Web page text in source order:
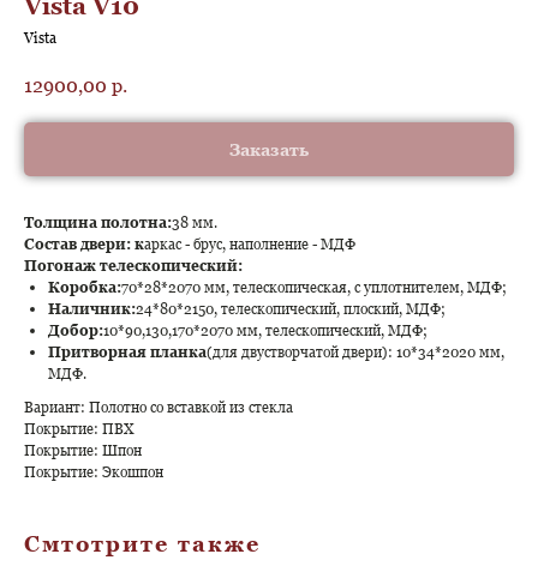
Vista V10
Vista
12900,00 р.
Заказать
Толщина полотна:38 мм.
Состав двери: каркас - брус, наполнение - МДФ
Погонаж телескопический:
Коробка:70*28*2070 мм, телескопическая, с уплотнителем, МДФ;
Наличник:24*80*2150, телескопический, плоский, МДФ;
Добор:10*90,130,170*2070 мм, телескопический, МДФ;
Притворная планка(для двустворчатой двери): 10*34*2020 мм,
МДФ.
Вариант: Полотно со вставкой из стекла
Покрытие: ПВХ
Покрытие: Шпон
Покрытие: Экошпон
Смтотрите также